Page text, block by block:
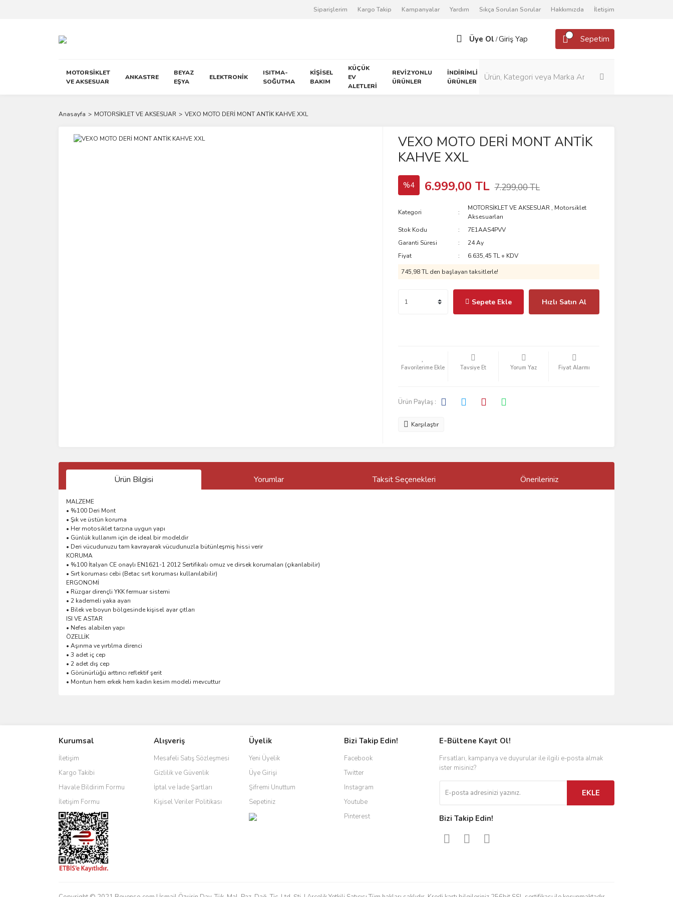
Siparişlerim Kargo Takip Kampanyalar Yardım Sıkça Sorulan Sorular Hakkımızda İletişim
Üye Ol /Giriş Yap Sepetim
MOTORSİKLET
VE AKSESUAR
ANKASTRE
BEYAZ
EŞYA
ELEKTRONİK
ISITMA-
SOĞUTMA
KİŞİSEL
BAKIM
KÜÇÜK
EV
ALETLERİ
REVİZYONLU
ÜRÜNLER
İNDİRİMLİ
ÜRÜNLER
Anasayfa MOTORSİKLET VE AKSESUAR VEXO MOTO DERİ MONT ANTİK KAHVE XXL
VEXO MOTO DERİ MONT ANTİK
KAHVE XXL
%4 6.999,00 TL 7.299,00 TL
Kategori
MOTORSİKLET VE AKSESUAR , Motorsiklet
Aksesuarları
Stok Kodu
7E1AAS4PVV
Garanti Süresi
24 Ay
Fiyat
6.635,45 TL + KDV
745,98 TLden başlayan taksitlerle!
Sepete Ekle Hızlı Satın Al
Tavsiye Et Yorum Yaz Fiyat Alarmı
Ürün Paylaş :
Karşılaştır
Ürün Bilgisi Yorumlar Taksit Seçenekleri Önerileriniz
MALZEME
• %100 Deri Mont
• Şık ve üstün koruma
• Her motosiklet tarzına uygun yapı
• Günlük kullanım için de ideal bir modeldir
• Deri vücudunuzu tam kavrayarak vücudunuzla bütünleşmiş hissi verir
KORUMA
• %100 İtalyan CE onaylı EN1621-1 2012 Sertifikalı omuz ve dirsek korumaları (çıkarılabilir)
• Sırt koruması cebi (Betac sırt koruması kullanılabilir)
ERGONOMİ
• Rüzgar dirençli YKK fermuar sistemi
• 2 kademeli yaka ayarı
• Bilek ve boyun bölgesinde kişisel ayar çıtları
ISI VE ASTAR
• Nefes alabilen yapı
ÖZELLİK
• Aşınma ve yırtılma direnci
• 3 adet iç cep
• 2 adet dış cep
• Görünürlüğü arttırıcı reflektif şerit
• Montun hem erkek hem kadın kesim modeli mevcuttur
Ürün resmi kalitesiz, bozuk veya görüntülenemiyor.
Ürün açıklamasında eksik bilgiler bulunuyor.
Ürün bilgilerinde hatalar bulunuyor.
Ürün fiyatı diğer sitelerden daha pahalı.
Bu ürüne benzer farklı alternatifler olmalı.
Kurumsal
İletişim
Kargo Takibi
Havale Bildirim Formu
İletişim Formu
Alışveriş
Mesafeli Satış Sözleşmesi
Gizlilik ve Güvenlik
İptal ve İade Şartları
Kişisel Veriler Politikası
Üyelik
Yeni Üyelik
Üye Girişi
Şifremi Unuttum
Sepetiniz
Bizi Takip Edin!
Facebook
Twitter
Instagram
Youtube
Pinterest
E-Bültene Kayıt Ol!
Fırsatları, kampanya ve duyurular ile ilgili e-posta almak
ister misiniz?
EKLE
Bizi Takip Edin!